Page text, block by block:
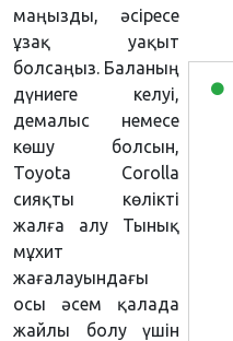
маңызды, әсіресе
ұзақ уақыт
болсаңыз. Баланың
дүниеге келуі,
демалыс немесе
көшу болсын,
Toyota Corolla
сияқты көлікті
жалға алу Тынық
мұхит
жағалауындағы
осы әсем қалада
жайлы болу үшін